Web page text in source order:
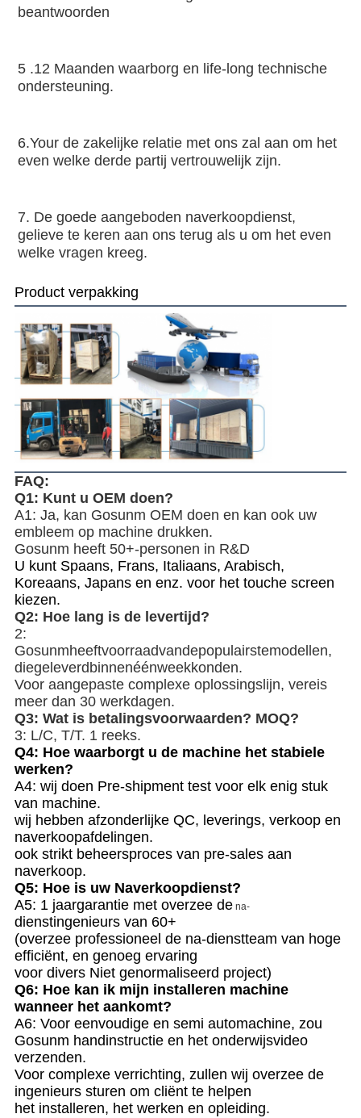
beantwoorden
5 .12 Maanden waarborg en life-long technische
ondersteuning.
6.Your de zakelijke relatie met ons zal aan om het
even welke derde partij vertrouwelijk zijn.
7. De goede aangeboden naverkoopdienst,
gelieve te keren aan ons terug als u om het even
welke vragen kreeg.
Product verpakking
FAQ:
Q1: Kunt u OEM doen?
A1: Ja, kan Gosunm OEM doen en kan ook uw
embleem op machine drukken.
Gosunm heeft 50+-personen in R&D
U kunt Spaans, Frans, Italiaans, Arabisch,
Koreaans, Japans en enz. voor het touche screen
kiezen.
Q2: Hoe lang is de levertijd?
2:
Gosunmheeftvoorraadvandepopulairstemodellen,
diegeleverdbinnenéénweekkonden.
Voor aangepaste complexe oplossingslijn, vereis
meer dan 30 werkdagen.
Q3: Wat is betalingsvoorwaarden? MOQ?
3: L/C, T/T. 1 reeks.
Q4: Hoe waarborgt u de machine het stabiele
werken?
A4: wij doen Pre-shipment test voor elk enig stuk
van machine.
wij hebben afzonderlijke QC, leverings, verkoop en
naverkoopafdelingen.
ook strikt beheersproces van pre-sales aan
naverkoop.
Q5: Hoe is uw Naverkoopdienst?
A5: 1 jaargarantie met overzee dena-
dienstingenieurs van 60+
(overzee professioneel de na-dienstteam van hoge
efficiënt, en genoeg ervaring
voor divers Niet genormaliseerd project)
Q6: Hoe kan ik mijn installeren machine
wanneer het aankomt?
A6: Voor eenvoudige en semi automachine, zou
Gosunm handinstructie en het onderwijsvideo
verzenden.
Voor complexe verrichting, zullen wij overzee de
ingenieurs sturen om cliënt te helpen
het installeren, het werken en opleiding.